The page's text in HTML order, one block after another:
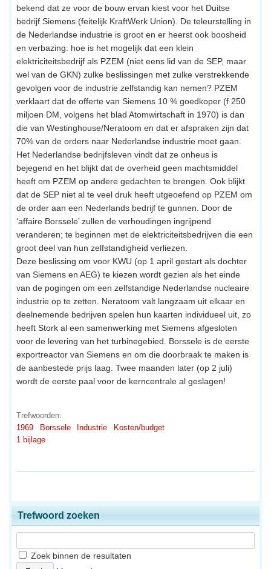
bekend dat ze voor de bouw ervan kiest voor het Duitse
bedrijf Siemens (feitelijk KraftWerk Union). De teleurstelling in
de Nederlandse industrie is groot en er heerst ook boosheid
en verbazing: hoe is het mogelijk dat een klein
elektriciteitsbedrijf als PZEM (niet eens lid van de SEP, maar
wel van de GKN) zulke beslissingen met zulke verstrekkende
gevolgen voor de industrie zelfstandig kan nemen? PZEM
verklaart dat de offerte van Siemens 10 % goedkoper (f 250
miljoen DM, volgens het blad Atomwirtschaft in 1970) is dan
die van Westinghouse/Neratoom en dat er afspraken zijn dat
70% van de orders naar Nederlandse industrie moet gaan.
Het Nederlandse bedrijfsleven vindt dat ze onheus is
bejegend en het blijkt dat de overheid geen machtsmiddel
heeft om PZEM op andere gedachten te brengen. Ook blijkt
dat de SEP niet al te veel druk heeft utgeoefend op PZEM om
de order aan een Nederlands bedrijf te gunnen. Door de
‘affaire Borssele’ zullen de verhoudingen ingrijpend
veranderen; te beginnen met de elektriciteitsbedrijven die een
groot deel van hun zelfstandigheid verliezen.
Deze beslissing om voor KWU (op 1 april gestart als dochter
van Siemens en AEG) te kiezen wordt gezien als het einde
van de pogingen om een zelfstandige Nederlandse nucleaire
industrie op te zetten. Neratoom valt langzaam uit elkaar en
deelnemende bedrijven spelen hun kaarten individueel uit, zo
heeft Stork al een samenwerking met Siemens afgesloten
voor de levering van het turbinegebied. Borssele is de eerste
exportreactor van Siemens en om die doorbraak te maken is
de aanbestede prijs laag. Twee maanden later (op 2 juli)
wordt de eerste paal voor de kerncentrale al geslagen!
Trefwoorden:
1969
Borssele Industrie
Kosten/budget
1 bijlage
Trefwoord zoeken
Zoek binnen de resultaten